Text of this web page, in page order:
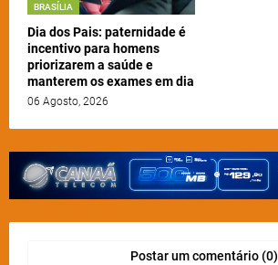
BRASÍLIA
Dia dos Pais: paternidade é
incentivo para homens
priorizarem a saúde e
manterem os exames em dia
06 Agosto, 2026
Postar um comentário (0)